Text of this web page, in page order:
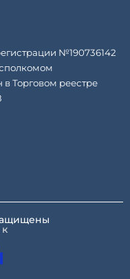
№190736142
Торговом реестре